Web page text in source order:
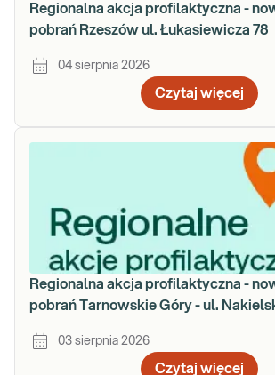
Regionalna akcja profilaktyczna -
pobrań Rzeszów ul. Łukasiewicza 78
04 sierpnia 2026
Czytaj więcej
Regionalna akcja profilaktyczna -
pobrań Tarnowskie Góry - ul.
03 sierpnia 2026
Czytaj więcej